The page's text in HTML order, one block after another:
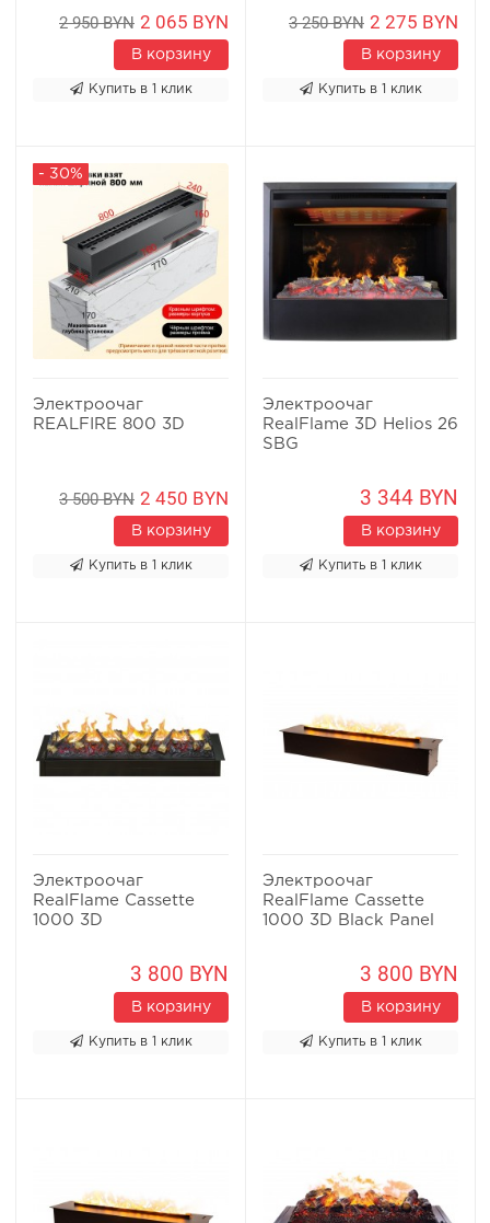
2 950 BYN 2 065 BYN
В корзину
Купить в 1 клик
3 250 BYN 2 275 BYN
В корзину
Купить в 1 клик
- 30%
Электроочаг
REALFIRE 800 3D
3 500 BYN 2 450 BYN
В корзину
Купить в 1 клик
Электроочаг
RealFlame 3D Helios 26
SBG
3 344 BYN
В корзину
Купить в 1 клик
Электроочаг
RealFlame Cassette
1000 3D
3 800 BYN
В корзину
Купить в 1 клик
Электроочаг
RealFlame Cassette
1000 3D Black Panel
3 800 BYN
В корзину
Купить в 1 клик